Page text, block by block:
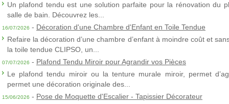
Un plafond tendu est une solution parfaite pour la rénovation du
salle de bain. Découvrez les...
16/07/2026 - Décoration d'une Chambre d'Enfant en Toile Tendue
Refaire la décoration d’une chambre d’enfant à moindre coût et
la toile tendue CLIPSO, un...
07/07/2026 - Plafond Tendu Miroir pour Agrandir vos Pièces
Le plafond tendu miroir ou la tenture murale miroir, permet
permet une décoration originale des...
15/06/2026 - Pose de Moquette d'Escalier - Tapissier Décorateur